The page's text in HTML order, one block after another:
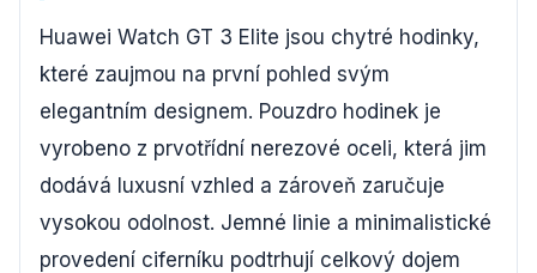
Huawei Watch GT 3 Elite jsou chytré hodinky,
které zaujmou na první pohled svým
elegantním designem. Pouzdro hodinek je
vyrobeno z prvotřídní nerezové oceli, která jim
dodává luxusní vzhled a zároveň zaručuje
vysokou odolnost. Jemné linie a minimalistické
provedení ciferníku podtrhují celkový dojem